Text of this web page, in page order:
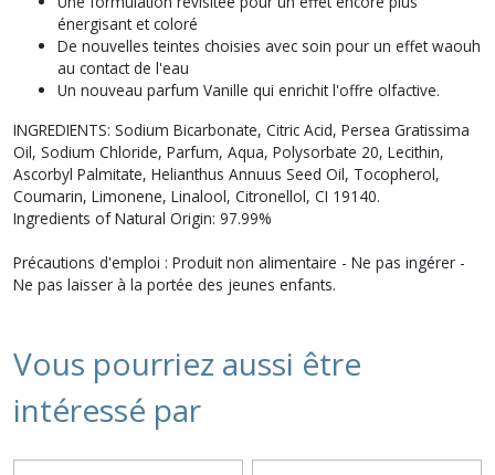
énergisant et coloré
De nouvelles teintes choisies avec soin pour un effet waouh
au contact de l'eau
Un nouveau parfum Vanille qui enrichit l'offre olfactive.
INGREDIENTS: Sodium Bicarbonate, Citric Acid, Persea Gratissima
Oil, Sodium Chloride, Parfum, Aqua, Polysorbate 20, Lecithin,
Ascorbyl Palmitate, Helianthus Annuus Seed Oil, Tocopherol,
Coumarin, Limonene, Linalool, Citronellol, CI 19140.
Ingredients of Natural Origin: 97.99%
Précautions d'emploi : Produit non alimentaire - Ne pas ingérer -
Ne pas laisser à la portée des jeunes enfants.
Vous pourriez aussi être
intéressé par